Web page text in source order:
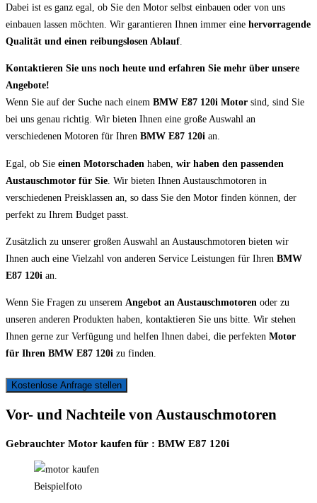
Dabei ist es ganz egal, ob Sie den Motor selbst einbauen oder von uns
einbauen lassen möchten. Wir garantieren Ihnen immer eine hervorragende
Qualität und einen reibungslosen Ablauf
Kontaktieren Sie uns noch heute und erfahren Sie mehr über unsere
Angebote!
Wenn Sie auf der Suche nach einem BMW E87 120i Motor sind, sind Sie
bei uns genau richtig. Wir bieten Ihnen eine große Auswahl an
verschiedenen Motoren für Ihren BMW E87 120i an.
Egal, ob Sie einen Motorschaden haben, wir haben den passenden
Austauschmotor für Sie . Wir bieten Ihnen Austauschmotoren in
verschiedenen Preisklassen an, so dass Sie den Motor finden können, der
perfekt zu Ihrem Budget passt.
Zusätzlich zu unserer großen Auswahl an Austauschmotoren bieten wir
Ihnen auch eine Vielzahl von anderen Service Leistungen für Ihren BMW
E87 120i an.
Wenn Sie Fragen zu unserem Angebot an Austauschmotoren oder zu
unseren anderen Produkten haben, kontaktieren Sie uns bitte. Wir stehen
Ihnen gerne zur Verfügung und helfen Ihnen dabei, die perfekten Motor
für Ihren BMW E87 120i zu finden.
Kostenlose Anfrage stellen
Vor- und Nachteile von Austauschmotoren
Gebrauchter Motor kaufen für : BMW E87 120i
Beispielfoto